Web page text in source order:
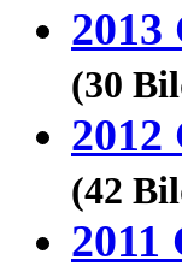
(30
(42
2011